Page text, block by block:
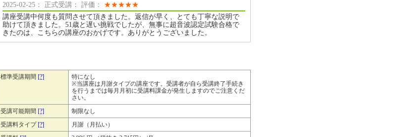
2025-02-25： 正式受講： 評価： ★★★★★
講座受講中何度も質問させて頂きました。返信が早く、とても丁寧な説明で
助けて頂きました。51歳と遅い挑戦でしたが、無事に超音波認定試験合格で
きたのは、こちらの講座のおかげです。ありがとうございました。
標準受講期間 [?]
特になし
※当講座は月謝タイプの講座です。受講者が自ら受講終了手続き
を行うまでは毎月月初に受講料課金が発生しますのでご注意くだ
さい。
受講可能期間 [?]
制限なし
受講料タイプ[?]
月謝（月払い）